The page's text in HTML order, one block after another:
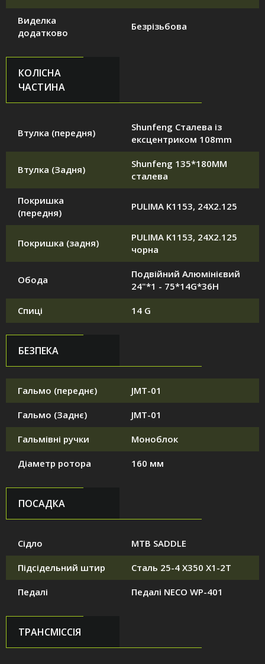
Виделка
додатково
Безрізьбова
КОЛІСНА
ЧАСТИНА
Втулка (передня)
Shunfeng Сталева із
ексцентриком 108mm
Втулка (Задня)
Shunfeng 135*180MM
сталева
Покришка
(передня)
PULIMA K1153, 24X2.125
Покришка (задня)
PULIMA K1153, 24X2.125
чорна
Обода
Подвійний Алюмінієвий
24"*1 - 75*14G*36H
Спиці 14 G
БЕЗПЕКА
Гальмо (переднє) JMT-01
Гальмо (Заднє) JMT-01
Гальмівні ручки Моноблок
Діаметр ротора 160 мм
ПОСАДКА
Сідло MTB SADDLE
Підсідельний штир Сталь 25-4 X350 X1-2T
Педалі Педалі NECO WP-401
ТРАНСМІССІЯ